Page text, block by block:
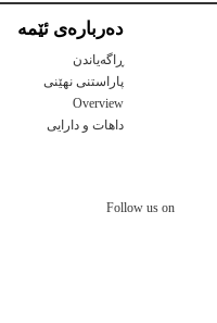
ده‌رباره‌ی ئێمه‌
ڕاگەیاندن
پاراستنی نهێنی
Overview
داهات و دارايی
Follow us on